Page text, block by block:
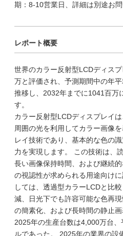
期：8-10営業日、詳細は別途お問
レポート概要
世界のカラー反射型LCDディス
万と評価され、予測期間中の年
推移し、2032年までに1041百万
す。
カラー反射型LCDディスプレイ
周囲の光を利用してカラー画像
レイ技術であり、基本的な色の
力を実現します。 この技術は、
長い画像保持時間、および継続
の視認性が求められる用途向け
しては、透過型カラーLCDと比
減、日光下でも許容可能な色再
の簡素化、および長時間の静止
2025年の生産台数は4,000万台
ルであった。 2025年の業界の設